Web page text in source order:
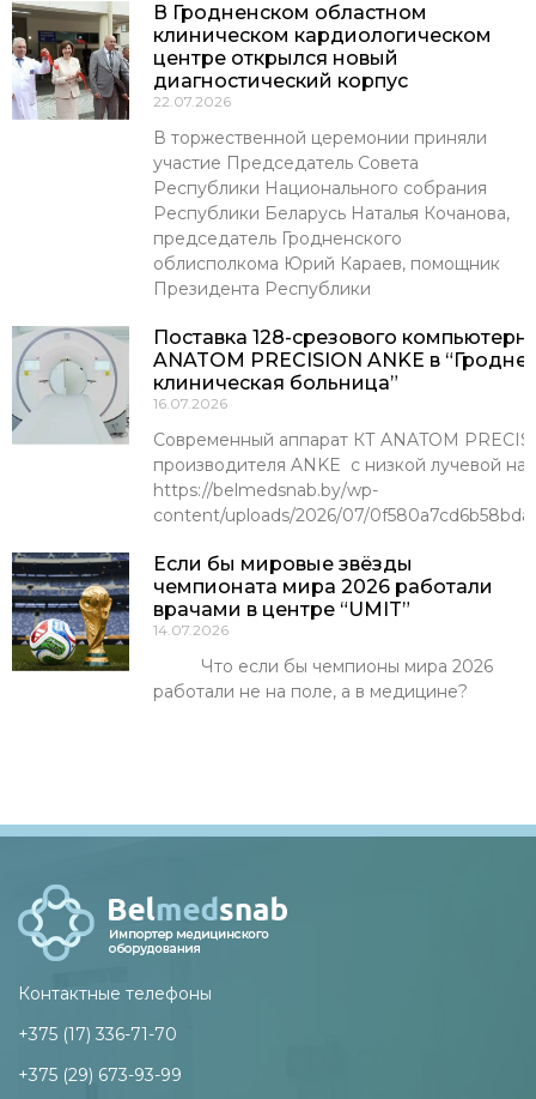
В Гродненском областном
клиническом кардиологическом
центре открылся новый
диагностический корпус
22.07.2026
В торжественной церемонии приняли
участие Председатель Совета
Республики Национального собрания
Республики Беларусь Наталья Кочанова,
председатель Гродненского
облисполкома Юрий Караев, помощник
Президента Республики
Поставка 128-срезового
ANATOM PRECISION ANKE в
клиническая больница”
16.07.2026
Современный аппарат КТ ANATOM
производителя ANKE с низкой лучевой
https://belmedsnab.by/wp-
content/uploads/2026/07/
Если бы мировые звёзды
чемпионата мира 2026 работали
врачами в центре “UMIT”
14.07.2026
Что если бы чемпионы мира 2026
работали не на поле, а в медицине?
Контактные телефоны
+375 (17) 336-71-70
+375 (29) 673-93-99